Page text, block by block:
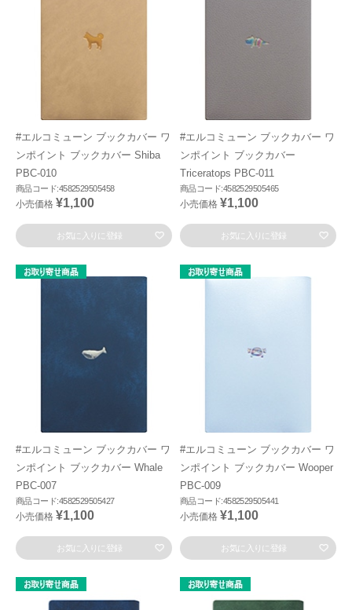
#エルコミューン ブックカバー ワ
ンポイント ブックカバー Shiba
PBC-010
商品コード:4582529505458
小売価格 ¥1,100
お気に入りに登録
#エルコミューン ブックカバー ワ
ンポイント ブックカバー
Triceratops PBC-011
商品コード:4582529505465
小売価格 ¥1,100
お気に入りに登録
#エルコミューン ブックカバー ワ
ンポイント ブックカバー Whale
PBC-007
商品コード:4582529505427
小売価格 ¥1,100
お気に入りに登録
#エルコミューン ブックカバー ワ
ンポイント ブックカバー Wooper
PBC-009
商品コード:4582529505441
小売価格 ¥1,100
お気に入りに登録